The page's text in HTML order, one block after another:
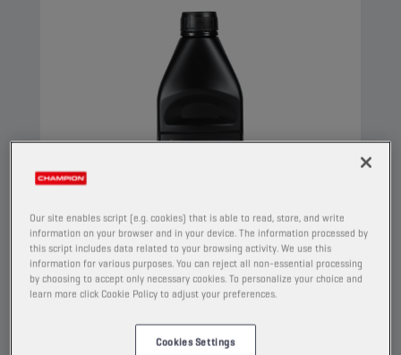
CHAMPION BRAKE FLUID
DOT 5.1
Our site enables script (e.g. cookies) that is able to read, store, and write
information on your browser and in your device. The information processed by
this script includes data related to your browsing activity. We use this
information for various purposes. You can reject all non-essential processing
by choosing to accept only necessary cookies. To personalize your choice and
learn more click Cookie Policy to adjust your preferences.
Cookies Settings